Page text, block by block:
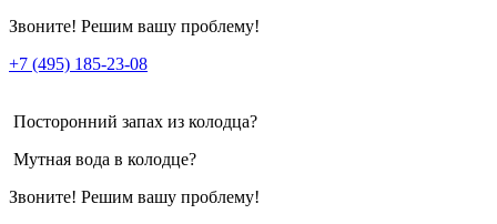
Звоните! Решим вашу проблему!
+7 (495) 185-23-08
Посторонний запах из колодца?
Мутная вода в колодце?
Звоните! Решим вашу проблему!